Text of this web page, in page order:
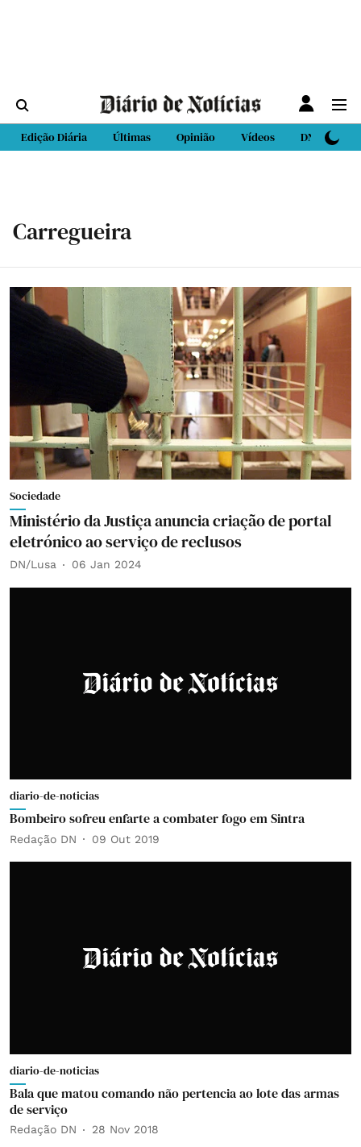
Edição Diária Últimas Opinião Vídeos DN Sport
Carregueira
Sociedade
Ministério da Justiça anuncia criação de portal
eletrónico ao serviço de reclusos
DN/Lusa 06 Jan 2024
diario-de-noticias
Bombeiro sofreu enfarte a combater fogo em Sintra
Redação DN 09 Out 2019
diario-de-noticias
Bala que matou comando não pertencia ao lote das armas
de serviço
Redação DN 28 Nov 2018